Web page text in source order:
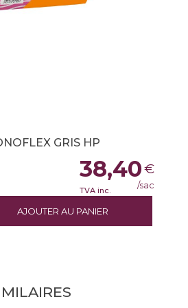
GRIS HP
AJOUTER AU PANIER
38,40€
TVA inc. /sac